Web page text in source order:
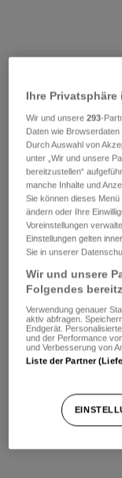
Ihre
Wir und unsere293-
Daten wie
Durch Auswahl von
unter „Wir und unsere
bereitzustellen“
manche Inhalte und
Sie können dieses
ändern oder Ihre
Voreinstellungen
Einstellungen gelten
Sie in unserer
Wir und unsere
Folgendes
Verwendung genauer
aktiv abfragen.
Endgerät.
und der Performance
und Verbesserung von
Liste der Partner